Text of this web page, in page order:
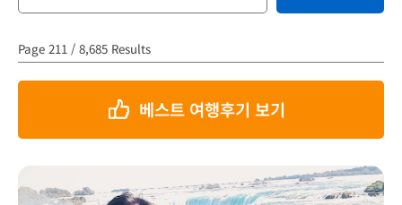
Page 211 / 8,685 Results
베스트 여행후기 보기